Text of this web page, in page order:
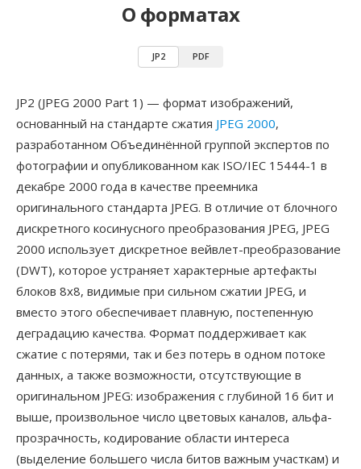
О форматах
JP2 PDF
JP2 (JPEG 2000 Part 1) — формат изображений,
основанный на стандарте сжатия JPEG 2000,
разработанном Объединённой группой экспертов по
фотографии и опубликованном как ISO/IEC 15444-1 в
декабре 2000 года в качестве преемника
оригинального стандарта JPEG. В отличие от блочного
дискретного косинусного преобразования JPEG, JPEG
2000 использует дискретное вейвлет-преобразование
(DWT), которое устраняет характерные артефакты
блоков 8x8, видимые при сильном сжатии JPEG, и
вместо этого обеспечивает плавную, постепенную
деградацию качества. Формат поддерживает как
сжатие с потерями, так и без потерь в одном потоке
данных, а также возможности, отсутствующие в
оригинальном JPEG: изображения с глубиной 16 бит и
выше, произвольное число цветовых каналов, альфа-
прозрачность, кодирование области интереса
(выделение большего числа битов важным участкам) и